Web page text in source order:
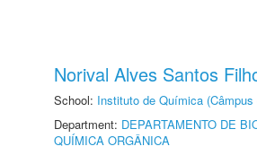
Norival Alves Santos
School: Instituto de Química (Câmpus
Department: DEPARTAMENTO DE
QUÍMICA ORGÂNICA